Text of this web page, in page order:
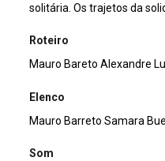
solitária. Os trajetos da
Roteiro
Mauro Bareto Alexandre
Elenco
Mauro Barreto Samara
Som